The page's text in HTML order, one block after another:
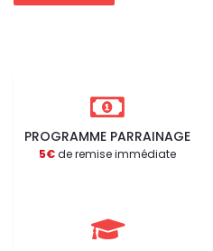
PROGRAMME PARRAINAGE
5€de remise immédiate